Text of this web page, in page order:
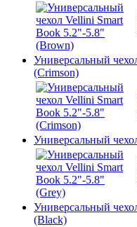
Универсальный
(Crimson)
Универсальный
Универсальный
(Black)